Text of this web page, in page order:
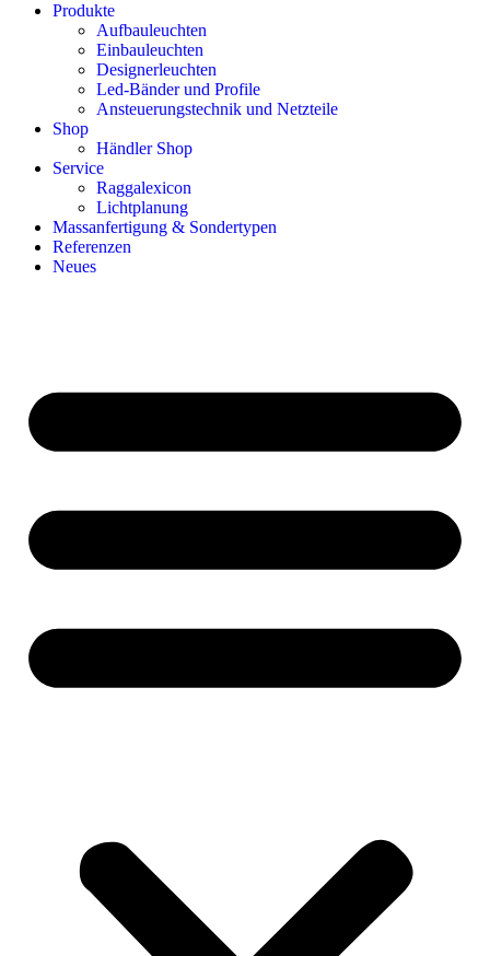
Produkte
Aufbauleuchten
Einbauleuchten
Designerleuchten
Led-Bänder und Profile
Ansteuerungstechnik und Netzteile
Shop
Händler Shop
Service
Raggalexicon
Lichtplanung
Massanfertigung & Sondertypen
Referenzen
Neues